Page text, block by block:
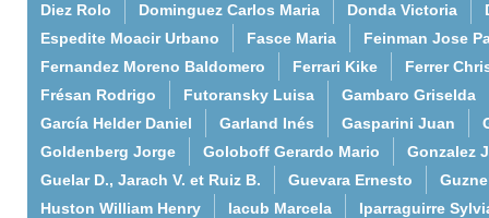
Diez Rolo
Dominguez Carlos Maria Donda Victoria
Espedite Moacir Urbano
Fasce Maria
Feinman Jose
Fernandez Moreno Baldomero
Ferrari Kike
Ferrer
Frésan Rodrigo
Futoransky Luisa
Gambaro Griselda
García Helder Daniel
Garland Inés Gasparini Juan
Goldenberg Jorge
Goloboff Gerardo Mario
Gonzalez
Guelar D., Jarach V. et Ruiz B.
Guevara Ernesto
Huston William Henry
Iacub Marcela
Iparraguirre